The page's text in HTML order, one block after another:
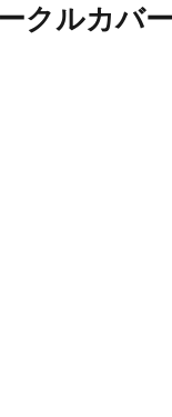
クルカバ